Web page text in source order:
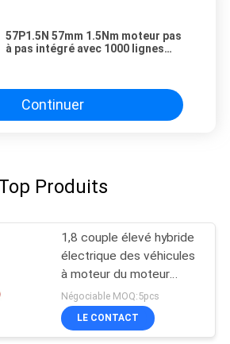
57P1.5N 57mm 1.5Nm moteur pas
à pas intégré avec 1000 lignes
Continuer
Produits
1,8 couple élevé hybride
électrique des véhicules
à moteur du moteur
d'étape du degré
500VAC 82mm
Négociable MOQ:5pcs
LE CONTACT